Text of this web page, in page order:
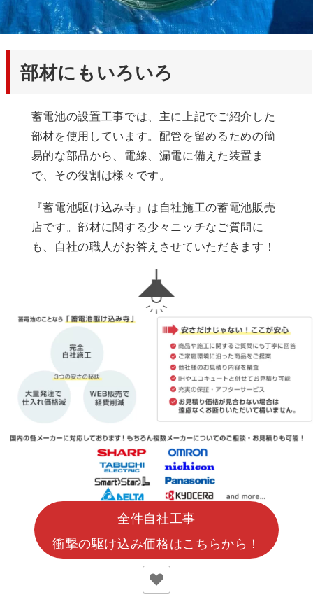
部材にもいろいろ
蓄電池の設置工事では、主に上記でご紹介した
部材を使用しています。配管を留めるための簡
易的な部品から、電線、漏電に備えた装置ま
で、その役割は様々です。
『蓄電池駆け込み寺』は自社施工の蓄電池販売
店です。部材に関する少々ニッチなご質問に
も、自社の職人がお答えさせていただきます！
全件自社工事
衝撃の駆け込み価格はこちらから！